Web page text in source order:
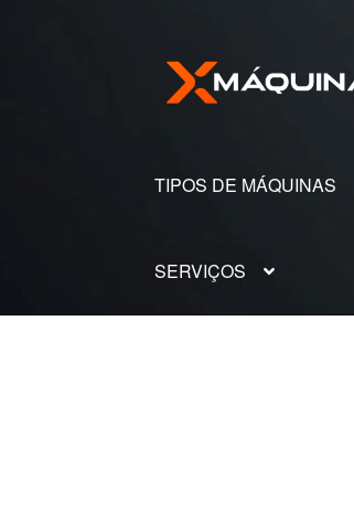
Pular
para
Pular
para
TIPOS DE MÁQUINAS
SERVIÇOS